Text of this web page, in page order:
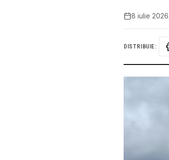
8 iulie
DISTRIBUIE: